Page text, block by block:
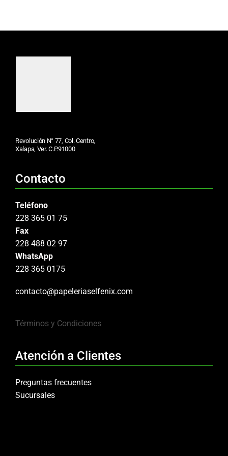
Revolución N° 77, Col. Centro,
Xalapa, Ver. C.P.91000
Contacto
Teléfono
228 365 01 75
Fax
228 488 02 97
WhatsApp
228 365 0175
contacto@papeleriaselfenix.com
Términos y Condiciones
Atención a Clientes
Preguntas frecuentes
Sucursales